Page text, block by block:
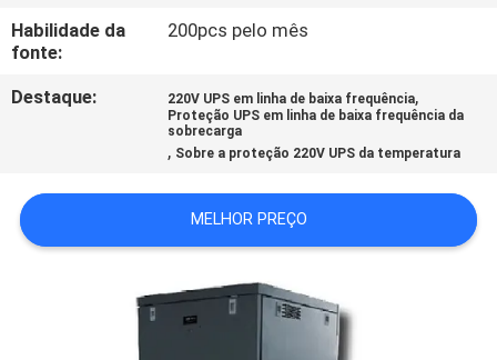
NOTÍCIAS
SOLICITE UM
ORÇAMENTO
MAPA
Habilidade da
fonte:
200pcs pelo mês
Destaque: 220V UPS em linha de baixa frequência,
Proteção UPS em linha de baixa frequência da
sobrecarga
, Sobre a proteção 220V UPS da temperatura
MELHOR PREÇO